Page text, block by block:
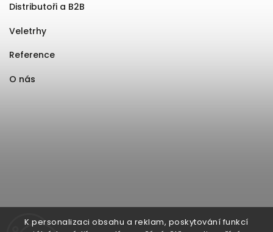
K personalizaci obsahu a reklam, poskytování funkcí
Distributoři a B2B
Veletrhy
Reference
O nás